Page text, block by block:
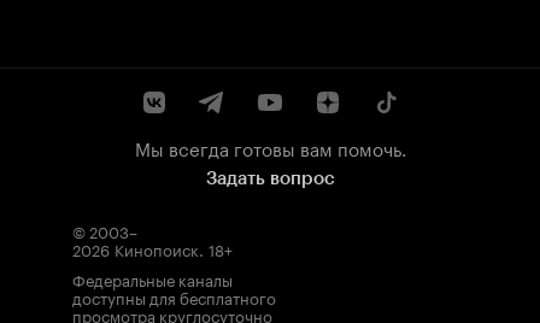
Мы всегда готовы вам помочь.
Задать вопрос
© 2003–
2026 Кинопоиск. 18+
Федеральные каналы
доступны для бесплатного
просмотра круглосуточно